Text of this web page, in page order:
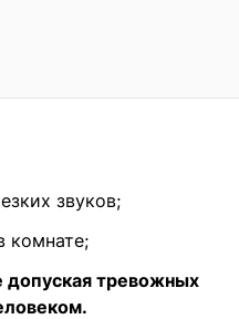
звуков;
комнате;
допуская тревожных